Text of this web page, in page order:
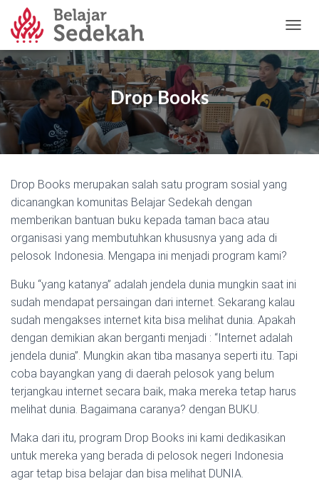
O
G
G
L
E
N
A
Drop Books
Drop Books merupakan salah satu program sosial yang
dicanangkan komunitas Belajar Sedekah dengan
memberikan bantuan buku kepada taman baca atau
organisasi yang membutuhkan khususnya yang ada di
pelosok Indonesia. Mengapa ini menjadi program kami?
Buku “yang katanya” adalah jendela dunia mungkin saat ini
sudah mendapat persaingan dari internet. Sekarang kalau
sudah mengakses internet kita bisa melihat dunia. Apakah
dengan demikian akan berganti menjadi : “Internet adalah
jendela dunia”. Mungkin akan tiba masanya seperti itu. Tapi
coba bayangkan yang di daerah pelosok yang belum
terjangkau internet secara baik, maka mereka tetap harus
melihat dunia. Bagaimana caranya? dengan BUKU.
Maka dari itu, program Drop Books ini kami dedikasikan
untuk mereka yang berada di pelosok negeri Indonesia
agar tetap bisa belajar dan bisa melihat DUNIA.